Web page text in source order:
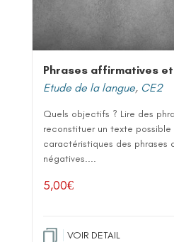
Phrases affirmatives
Etude de la langue, CE2
Quels objectifs ? Lire des
reconstituer un texte
caractéristiques des phrases
négatives....
5,00€
VOIR DETAIL